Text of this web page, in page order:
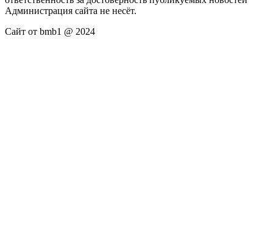
Администрация сайта не несёт.
Сайт от bmb1 @ 2024